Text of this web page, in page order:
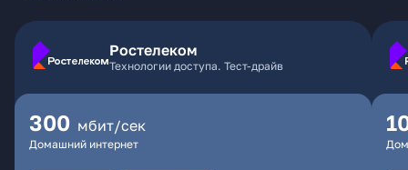
Ростелеком
Технологии доступа. Тест-драйв
300 мбит/сек
Домашний интернет